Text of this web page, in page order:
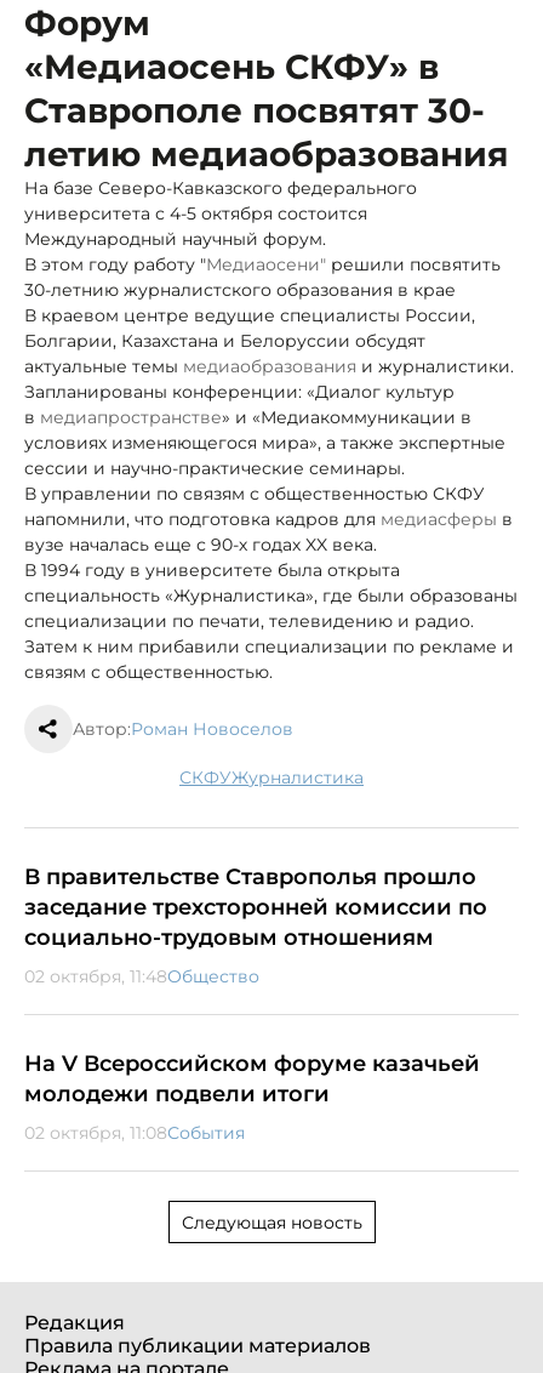
Форум
«Медиаосень СКФУ» в
Ставрополе посвятят 30-
летию медиаобразования
На базе Северо-Кавказского федерального
университета с 4-5 октября состоится
Международный научный форум.
В этом году работу "Медиаосени" решили посвятить
30-летнию журналистского образования в крае
В краевом центре ведущие специалисты России,
Болгарии, Казахстана и Белоруссии обсудят
актуальные темы медиаобразования и журналистики.
Запланированы конференции: «Диалог культур
в медиапространстве» и «Медиакоммуникации в
условиях изменяющегося мира», а также экспертные
сессии и научно-практические семинары.
В управлении по связям с общественностью СКФУ
напомнили, что подготовка кадров для медиасферы в
вузе началась еще с 90-х годах XX века.
В 1994 году в университете была открыта
специальность «Журналистика», где были образованы
специализации по печати, телевидению и радио.
Затем к ним прибавили специализации по рекламе и
связям с общественностью.
Автор:Роман Новоселов
СКФУ журналистика
В правительстве Ставрополья прошло
заседание трехсторонней комиссии по
социально-трудовым отношениям
02 октября, 11:48Общество
На V Всероссийском форуме казачьей
молодежи подвели итоги
02 октября, 11:08События
Следующая новость
Редакция
Правила публикации материалов
Реклама на портале